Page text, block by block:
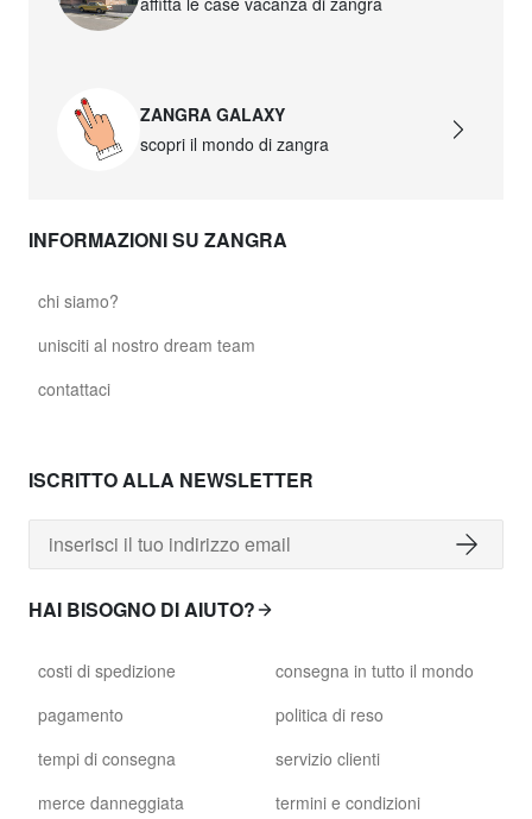
ZANGRA GALAXY
scopri il mondo di zangra
INFORMAZIONI SU ZANGRA
chi siamo?
unisciti al nostro dream team
contattaci
ISCRITTO ALLA NEWSLETTER
HAI BISOGNO DI AIUTO?
costi di spedizione
pagamento
tempi di consegna
merce danneggiata
consegna in tutto il mondo
politica di reso
servizio clienti
termini e condizioni